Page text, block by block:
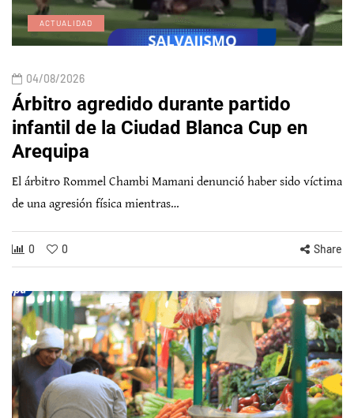
ACTUALIDAD
04/08/2026
Árbitro agredido durante partido
infantil de la Ciudad Blanca Cup en
Arequipa
El árbitro Rommel Chambi Mamani denunció haber sido víctima
de una agresión física mientras…
0 0 Share